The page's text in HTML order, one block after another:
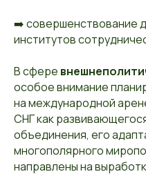
➡️ совершенствование
институтов
В сфере
особое внимание
на международной
СНГ как
объединения, его
многополярного
направлены на